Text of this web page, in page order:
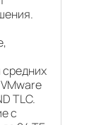
средних
TLC.
с